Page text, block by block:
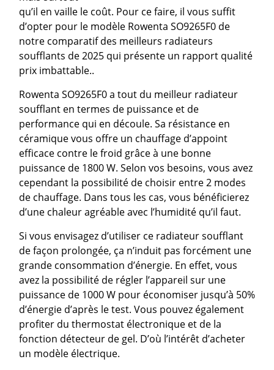
qu’il en vaille le coût. Pour ce faire, il vous suffit
d’opter pour le modèle Rowenta SO9265F0 de
notre comparatif des meilleurs radiateurs
soufflants de 2025 qui présente un rapport qualité
prix imbattable..
Rowenta SO9265F0 a tout du meilleur radiateur
soufflant en termes de puissance et de
performance qui en découle. Sa résistance en
céramique vous offre un chauffage d’appoint
efficace contre le froid grâce à une bonne
puissance de 1800 W. Selon vos besoins, vous avez
cependant la possibilité de choisir entre 2 modes
de chauffage. Dans tous les cas, vous bénéficierez
d’une chaleur agréable avec l’humidité qu’il faut.
Si vous envisagez d’utiliser ce radiateur soufflant
de façon prolongée, ça n’induit pas forcément une
grande consommation d’énergie. En effet, vous
avez la possibilité de régler l’appareil sur une
puissance de 1000 W pour économiser jusqu’à 50%
d’énergie d’après le test. Vous pouvez également
profiter du thermostat électronique et de la
fonction détecteur de gel. D’où l’intérêt d’acheter
un modèle électrique.